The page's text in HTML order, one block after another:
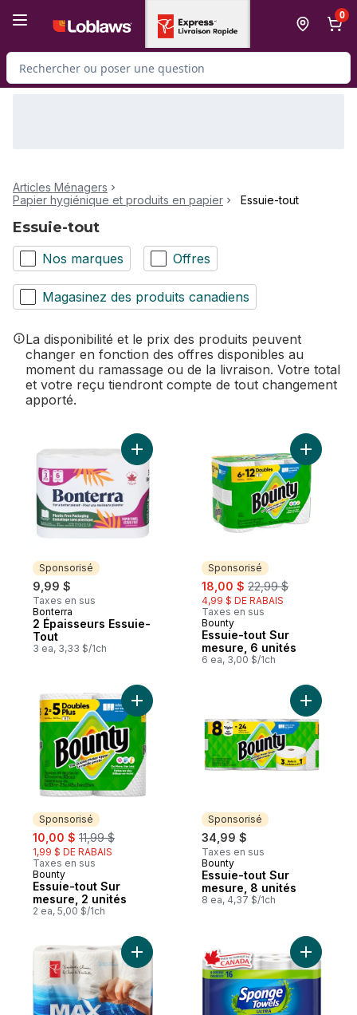
0
Rechercher des produits
Articles Ménagers
Papier hygiénique et produits en papier
Essuie-tout
Essuie-tout
Nos marques Offres
Magasinez des produits canadiens
La disponibilité et le prix des produits peuvent
changer en fonction des offres disponibles au
moment du ramassage ou de la livraison. Votre total
et votre reçu tiendront compte de tout changement
apporté.
Sponsorisé
9,99 $
Taxes en sus
Sponsorisé
Bonterra
2 Épaisseurs Essuie-
Tout
3 ea, 3,33 $/1ch
Ajouter 2 Épaisseurs Essuie-Tout au
Sponsorisé
sale:
18,00 $ , formerly:
22,99 $
4,99 $ DE RABAIS
Taxes en sus
Sponsorisé
Bounty
Essuie-tout Sur
mesure, 6 unités
6 ea, 3,00 $/1ch
Ajouter
Sponsorisé
sale:
10,00 $ , formerly:
11,99 $
1,99 $ DE RABAIS
Taxes en sus
Sponsorisé
Bounty
Essuie-tout Sur
mesure, 2 unités
2 ea, 5,00 $/1ch
Ajouter Essuie-tout Sur mesure, 2 unités
Sponsorisé
34,99 $
Taxes en sus
Sponsorisé
Bounty
Essuie-tout Sur
mesure, 8 unités
8 ea, 4,37 $/1ch
Ajouter
Ajouter Essuie-tout Max résistance et
Ajouter